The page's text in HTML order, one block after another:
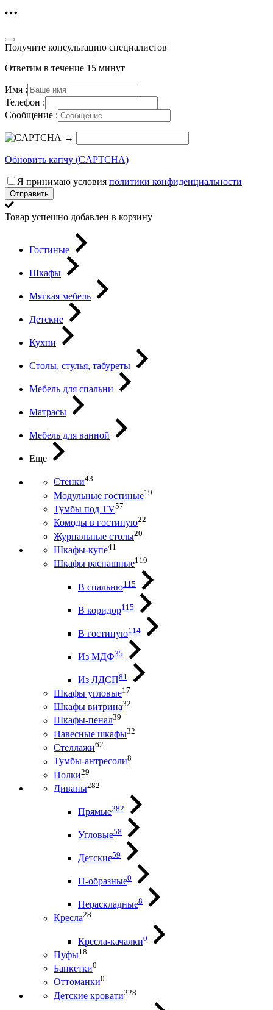
Получите консультацию специалистов
Ответим в течение 15 минут
Имя :
Телефон :
Сообщение :
→
Обновить капчу (CAPTCHA)
Я принимаю условия политики конфиденциальности
Отправить
Товар успешно добавлен в корзину
Гостиные
Шкафы
Мягкая мебель
Детские
Кухни
Столы, стулья, табуреты
Мебель для спальни
Матрасы
Мебель для ванной
Еще
Стенки43
Модульные гостиные19
Тумбы под ТV57
Комоды в гостиную22
Журнальные столы20
Шкафы-купе41
Шкафы распашные119
В спальню115
В коридор115
В гостиную114
Из МДФ35
Из ЛДСП81
Шкафы угловые17
Шкафы витрина32
Шкафы-пенал39
Навесные шкафы32
Стеллажи62
Тумбы-антресоли8
Полки29
Диваны282
Прямые282
Угловые58
Детские59
П-образные0
Нераскладные8
Кресла28
Кресла-качалки0
Пуфы18
Банкетки0
Оттоманки0
Детские кровати228